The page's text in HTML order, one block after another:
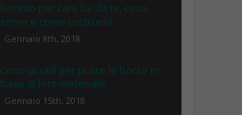
Recinto per cani fai da te, cosa
serve e come costruirlo
Gennaio 8th, 2018
Consigli utili per pulire le borse in
base al loro materiale
Gennaio 15th, 2018